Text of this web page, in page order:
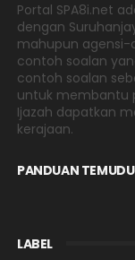
Portal SPA8i.net
dengan
mahupun agensi-
contoh soalan
contoh soalan
untuk membantu
Ijazah dapatkan
kerajaan.
PANDUAN
LABEL